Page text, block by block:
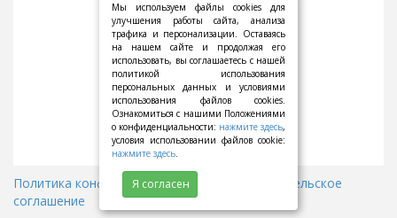
Политика конфиденциальности
Пользовательское
соглашение
Мы используем файлы cookies для
улучшения работы сайта, анализа
трафика и персонализации. Оставаясь
на нашем сайте и продолжая его
использовать, вы соглашаетесь с нашей
политикой использования
персональных данных и условиями
использования файлов cookies.
Ознакомиться с нашими Положениями
о конфиденциальности: нажмите здесь,
условия использовании файлов cookie:
нажмите здесь.
Я согласен